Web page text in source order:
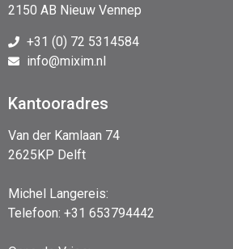
2150 AB Nieuw Vennep
+31 (0) 72 5314584
info@mixim.nl
Kantooradres
Van der Kamlaan 74
2625KP Delft
Michel Langereis:
Telefoon: +31 653794442